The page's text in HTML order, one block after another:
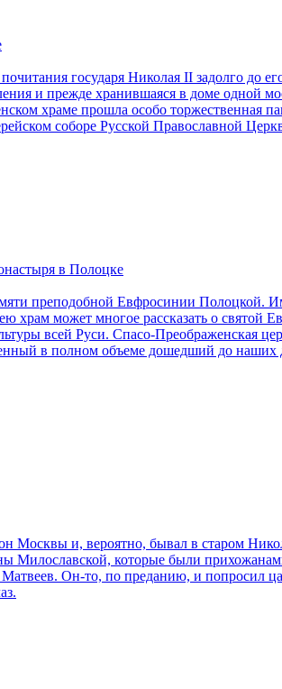
государя Николая II задолго до
и прежде хранившаяся в доме одной
храме прошла особо торжественная
соборе Русской Православной
в Полоцке
преподобной Евфросинии Полоцкой.
храм может многое рассказать о святой
всей Руси. Спасо-Преображенская
в полном объеме дошедший до наших
Москвы и, вероятно, бывал в старом
Милославской, которые были
Он-то, по преданию, и попросил